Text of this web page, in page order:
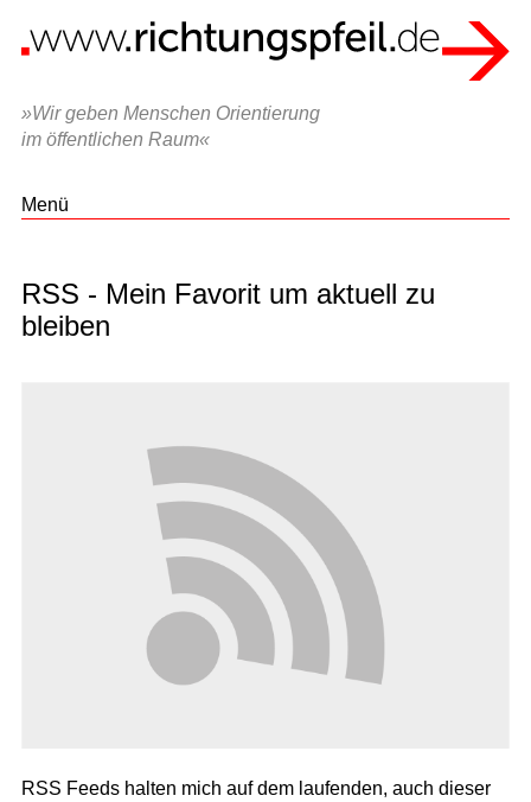
»Wir geben Menschen Orientierung
im öffentlichen Raum«
Menü
RSS - Mein Favorit um aktuell zu
bleiben
RSS Feeds halten mich auf dem laufenden, auch dieser